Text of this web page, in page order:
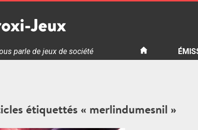
qui vous parle de jeux de société
parle de jeux de société
étiquettés « merlindumesnil »